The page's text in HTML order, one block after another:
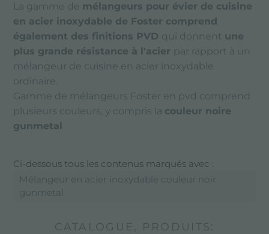
La gamme de mélangeurs pour évier de cuisine
en acier inoxydable de Foster comprend
également desfinitions PVD qui donnent une
plus grande résistance à l'acier par rapport à un
mélangeur de cuisine en acier inoxydable
ordinaire.
Gamme de mélangeurs Foster en pvd comprend
plusieurs couleurs, y compris la couleur noire
gunmetal
Ci-dessous tous les contenus marqués avec :
Mélangeur en acier inoxydable couleur noir
gunmetal
CATALOGUE, PRODUITS: